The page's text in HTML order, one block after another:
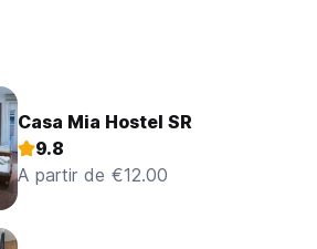
Casa Mia Hostel SR
9.8
A partir de €12.00